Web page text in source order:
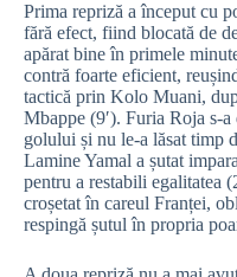
Prima repriză a început cu
fără efect, fiind blocată de
apărat bine în primele
contră foarte eficient,
tactică prin Kolo Muani,
Mbappe (9′). Furia Roja s-
golului și nu le-a lăsat timp
Lamine Yamal a șutat
pentru a restabili egalitatea
croșetat în careul Franței,
respingă șutul în propria